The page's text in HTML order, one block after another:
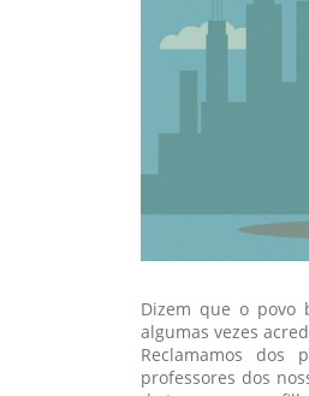
Dizem que o povo
algumas vezes
Reclamamos dos
professores dos